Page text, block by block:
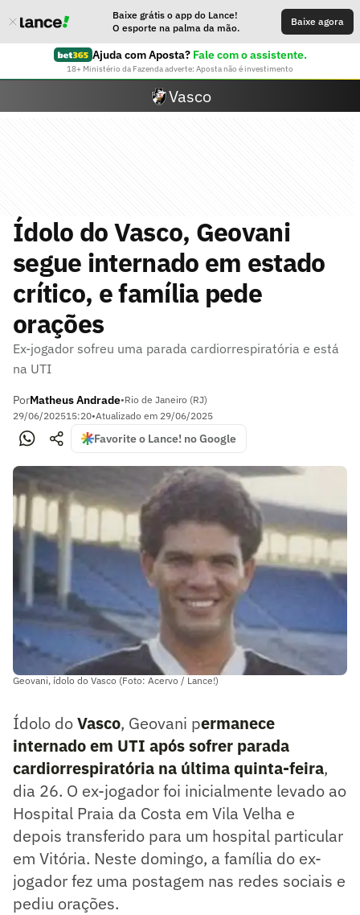
Baixe grátis o app do Lance!
O esporte na palma da mão.
Baixe agora
Ajuda com Aposta? Fale com o assistente.
18+ Ministério da Fazenda adverte: Aposta não é investimento
Vasco
Ídolo do Vasco, Geovani
segue internado em estado
crítico, e família pede
orações
Ex-jogador sofreu uma parada cardiorrespiratória e está
na UTI
PorMatheus Andrade•Rio de Janeiro (RJ)
29/06/202515:20•Atualizado em 29/06/2025
Favorite o Lance! no Google
Geovani, ídolo do Vasco (Foto: Acervo / Lance!)
Ídolo doVasco, Geovani permanece
internado em UTI após sofrer parada
cardiorrespiratória na última quinta-feira,
dia 26. O ex-jogador foi inicialmente levado ao
Hospital Praia da Costa em Vila Velha e
depois transferido para um hospital particular
em Vitória. Neste domingo, a família do ex-
jogador fez uma postagem nas redes sociais e
pediu orações.